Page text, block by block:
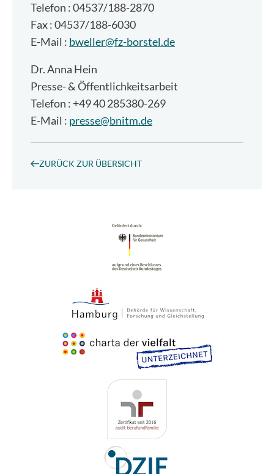
Telefon : 04537/188-2870
Fax : 04537/188-6030
E-Mail : bweller@fz-borstel.de
Dr.Anna Hein
Presse- & Öffentlichkeitsarbeit
Telefon : +49 40 285380-269
E-Mail : presse@bnitm.de
ZURÜCK ZUR ÜBERSICHT